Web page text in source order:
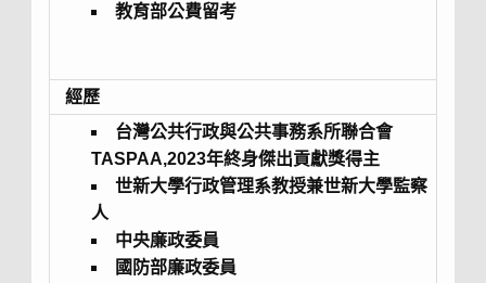
教育部公費留考
經歷
台灣公共行政與公共事務系所聯合會
TASPAA,2023年終身傑出貢獻獎得主
世新大學行政管理系教授兼世新大學監察
人
中央廉政委員
國防部廉政委員